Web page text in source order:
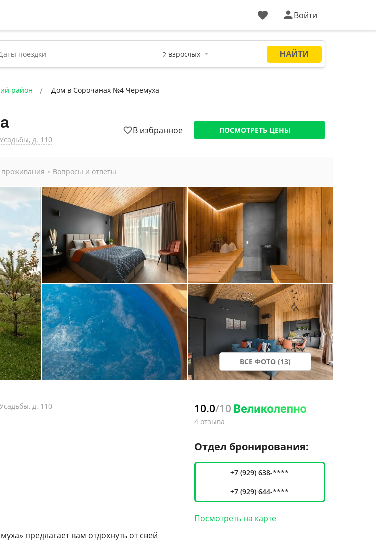
Войти
район Дом в Сорочанах №4 Черемуха
д. 110
В избранное ПОСМОТРЕТЬ ЦЕНЫ
проживания Вопросы и ответы
ВСЕ ФОТО (13)
д. 110
предлагает вам отдохнуть от свей
10.0/10
4 отзыва
Отдел бронирования:
+7 (929) 638-****
+7 (929) 644-****
Посмотреть на карте